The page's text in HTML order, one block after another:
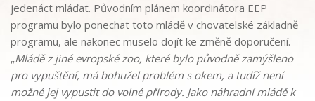
jedenáct mláďat. Původním plánem koordinátora EEP
programu bylo ponechat toto mládě v chovatelské základně
programu, ale nakonec muselo dojít ke změně doporučení.
„Mládě z jiné evropské zoo, které bylo původně zamýšleno
pro vypuštění, má bohužel problém s okem, a tudíž není
možné jej vypustit do volné přírody. Jako náhradní mládě k